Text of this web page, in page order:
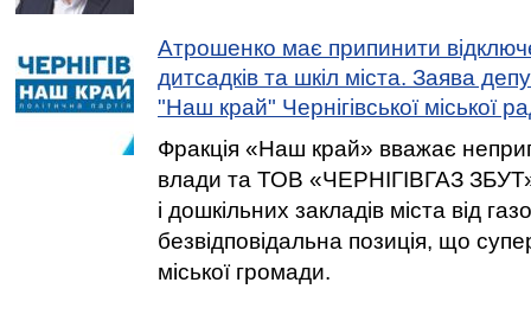
Атрошенко має припинити
дитсадків та шкіл міста. Заява
"Наш край" Чернігівської міської
Фракція «Наш край» вважає
влади та ТОВ «ЧЕРНІГІВГАЗ
і дошкільних закладів міста від
безвідповідальна позиція, що
міської громади.